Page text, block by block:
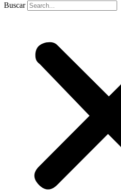
Buscar